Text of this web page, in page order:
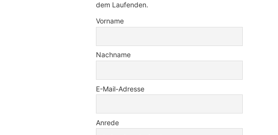
dem Laufenden.
Vorname
Nachname
E-Mail-Adresse
Anrede